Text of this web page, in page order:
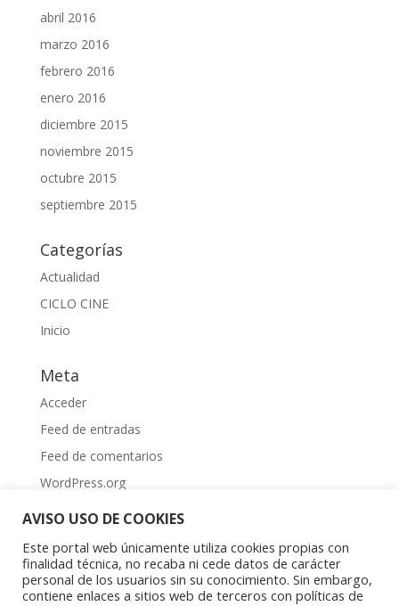
abril 2016
marzo 2016
febrero 2016
enero 2016
diciembre 2015
noviembre 2015
octubre 2015
septiembre 2015
Categorías
Actualidad
CICLO CINE
Inicio
Meta
Acceder
Feed de entradas
Feed de comentarios
WordPress.org
Aviso Legal| Política de privacidad|Política de
AVISO USO DE COOKIES
Este portal web únicamente utiliza cookies propias con
finalidad técnica, no recaba ni cede datos de carácter
personal de los usuarios sin su conocimiento. Sin embargo,
contiene enlaces a sitios web de terceros con políticas de